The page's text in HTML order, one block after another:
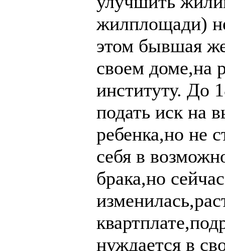
жилплощади)
этом бывшая
своем доме,на
институту. До
подать иск на
ребенка,но не
себя в
брака,но
нуждается в